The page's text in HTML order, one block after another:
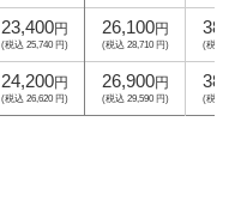
23,400円
(税込 25,740 円)
26,100円
(税込 28,710 円) (税込
24,200円
(税込 26,620 円)
26,900円
(税込 29,590 円) (税込